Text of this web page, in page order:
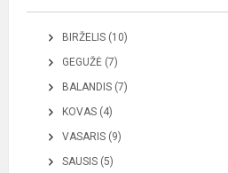
BIRŽELIS (10)
GEGUŽĖ (7)
BALANDIS (7)
KOVAS (4)
VASARIS (9)
SAUSIS (5)